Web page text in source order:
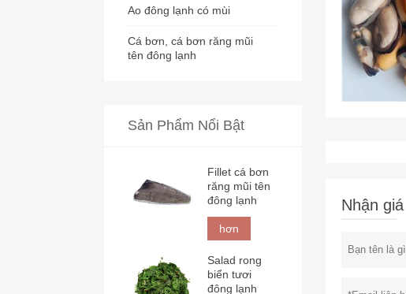
Nhận
Ao đông lạnh có mùi
Cá bơn, cá bơn răng mũi
tên đông lạnh
Sản Phẩm Nổi Bật
Fillet cá bơn
răng mũi tên
đông lạnh
hơn
Salad rong
biển tươi
đông lạnh